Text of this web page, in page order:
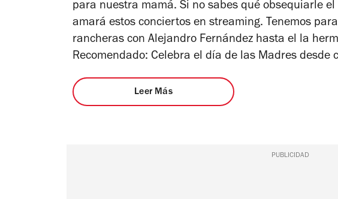
para nuestra mamá. Si no sabes qué obsequiarle
amará estos conciertos en streaming. Tenemos
rancheras con Alejandro Fernández hasta el la
Recomendado: Celebra el día de las Madres desde
Leer Más
PUBLICIDAD